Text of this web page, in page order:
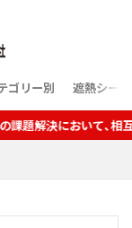
ゴリー別 遮熱シート
んだパートナー